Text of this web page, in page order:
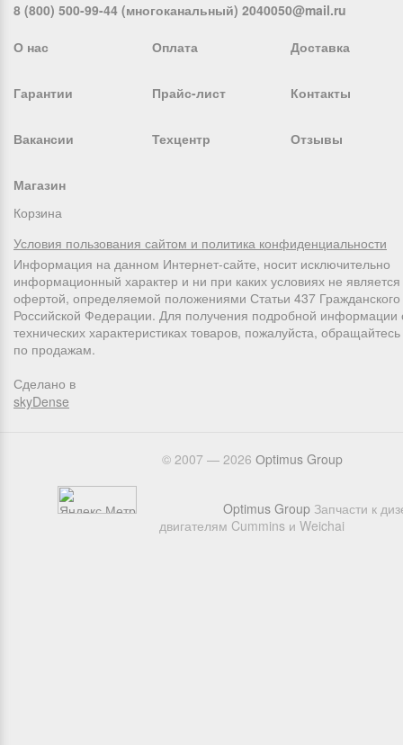
8 (800) 500-99-44 (многоканальный) 2040050@mail.ru
О нас Оплата Доставка
Гарантии Прайс-лист Контакты
Вакансии Техцентр Отзывы
Магазин
Корзина
Условия пользования сайтом и политика конфиденциальности
Информация на данном Интернет-сайте, носит исключительно
информационный характер и ни при каких условиях не
офертой, определяемой положениями Статьи 437 Гражданского
Российской Федерации. Для получения подробной информации
технических характеристиках товаров, пожалуйста,
по продажам.
Сделано в
skyDense
© 2007 — 2026 Оptimus Group
Optimus Group Запчасти к
двигателям Cummins и Weichai